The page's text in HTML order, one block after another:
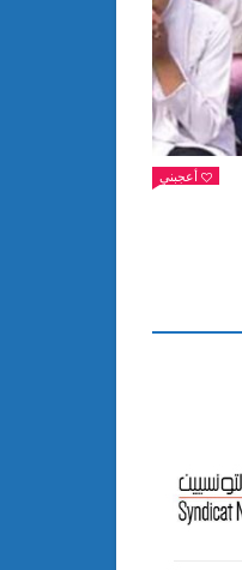
أعجبني